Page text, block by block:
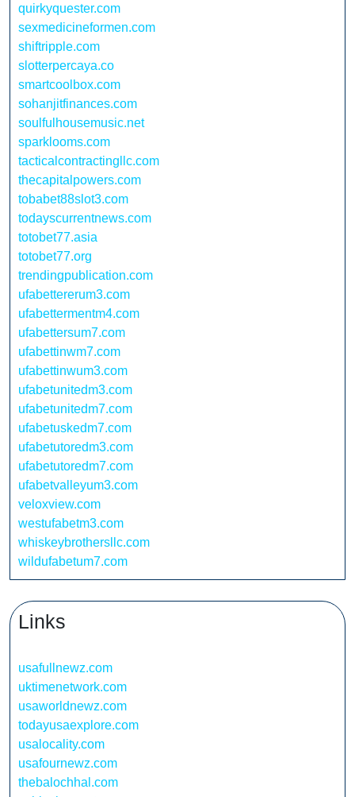
quirkyquester.com
sexmedicineformen.com
shiftripple.com
slotterpercaya.co
smartcoolbox.com
sohanjitfinances.com
soulfulhousemusic.net
sparklooms.com
tacticalcontractingllc.com
thecapitalpowers.com
tobabet88slot3.com
todayscurrentnews.com
totobet77.asia
totobet77.org
trendingpublication.com
ufabettererum3.com
ufabettermentm4.com
ufabettersum7.com
ufabettinwm7.com
ufabettinwum3.com
ufabetunitedm3.com
ufabetunitedm7.com
ufabetuskedm7.com
ufabetutoredm3.com
ufabetutoredm7.com
ufabetvalleyum3.com
veloxview.com
westufabetm3.com
whiskeybrothersllc.com
wildufabetum7.com
Links
usafullnewz.com
uktimenetwork.com
usaworldnewz.com
todayusaexplore.com
usalocality.com
usafournewz.com
thebalochhal.com